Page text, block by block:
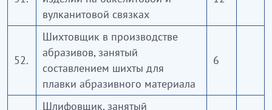
вулканитовой связках
52.
Шихтовщик в производстве
абразивов, занятый
составлением шихты для
плавки абразивного материала
6
Шлифовщик, занятый